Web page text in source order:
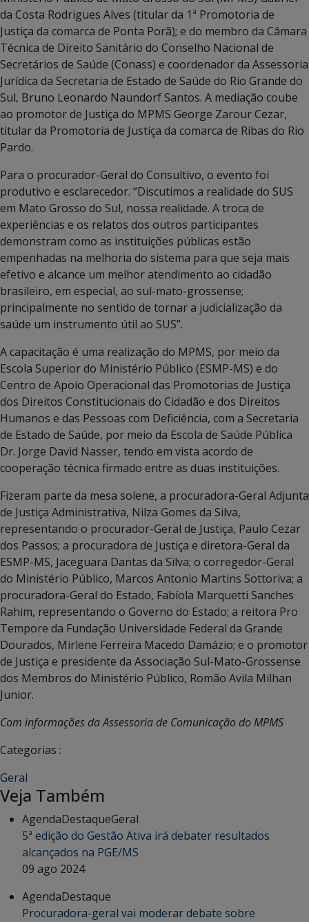
da Costa Rodrigues Alves (titular da 1ª Promotoria de
Justiça da comarca de Ponta Porã); e do membro da Câmara
Técnica de Direito Sanitário do Conselho Nacional de
Secretários de Saúde (Conass) e coordenador da Assessoria
Jurídica da Secretaria de Estado de Saúde do Rio Grande do
Sul, Bruno Leonardo Naundorf Santos. A mediação coube
ao promotor de Justiça do MPMS George Zarour Cezar,
titular da Promotoria de Justiça da comarca de Ribas do Rio
Pardo.
Para o procurador-Geral do Consultivo, o evento foi
produtivo e esclarecedor. “Discutimos a realidade do SUS
em Mato Grosso do Sul, nossa realidade. A troca de
experiências e os relatos dos outros participantes
demonstram como as instituições públicas estão
empenhadas na melhoria do sistema para que seja mais
efetivo e alcance um melhor atendimento ao cidadão
brasileiro, em especial, ao sul-mato-grossense;
principalmente no sentido de tornar a judicialização da
saúde um instrumento útil ao SUS”.
A capacitação é uma realização do MPMS, por meio da
Escola Superior do Ministério Público (ESMP-MS) e do
Centro de Apoio Operacional das Promotorias de Justiça
dos Direitos Constitucionais do Cidadão e dos Direitos
Humanos e das Pessoas com Deficiência, com a Secretaria
de Estado de Saúde, por meio da Escola de Saúde Pública
Dr. Jorge David Nasser, tendo em vista acordo de
cooperação técnica firmado entre as duas instituições.
Fizeram parte da mesa solene, a procuradora-Geral Adjunta
de Justiça Administrativa, Nilza Gomes da Silva,
representando o procurador-Geral de Justiça, Paulo Cezar
dos Passos; a procuradora de Justiça e diretora-Geral da
ESMP-MS, Jaceguara Dantas da Silva; o corregedor-Geral
do Ministério Público, Marcos Antonio Martins Sottoriva; a
procuradora-Geral do Estado, Fabíola Marquetti Sanches
Rahim, representando o Governo do Estado; a reitora Pro
Tempore da Fundação Universidade Federal da Grande
Dourados, Mirlene Ferreira Macedo Damázio; e o promotor
de Justiça e presidente da Associação Sul-Mato-Grossense
dos Membros do Ministério Público, Romão Avila Milhan
Junior.
Com informações da Assessoria de Comunicação do MPMS
Categorias :
Geral
Veja Também
AgendaDestaqueGeral
5ª edição do Gestão Ativa irá debater resultados
alcançados na PGE/MS
09 ago 2024
AgendaDestaque
Procuradora-geral vai moderar debate sobre